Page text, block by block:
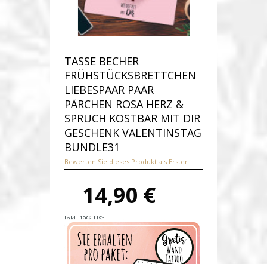
TASSE BECHER
FRÜHSTÜCKSBRETTCHEN
LIEBESPAAR PAAR
PÄRCHEN ROSA HERZ &
SPRUCH KOSTBAR MIT DIR
GESCHENK VALENTINSTAG
BUNDLE31
Bewerten Sie dieses Produkt als Erster
14,90 €
Inkl. 19% USt.
Versandkosten
Produktnummer:Bundle31-E
Verfügbarkeit:Auf Lager
Lieferzeit: 1-2 Werktage